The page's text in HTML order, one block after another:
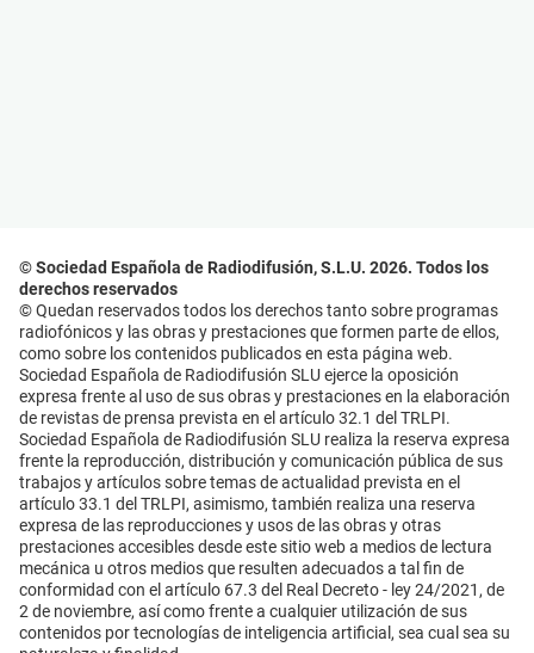
© Sociedad Española de Radiodifusión, S.L.U. 2026. Todos los
derechos reservados
© Quedan reservados todos los derechos tanto sobre programas
radiofónicos y las obras y prestaciones que formen parte de ellos,
como sobre los contenidos publicados en esta página web.
Sociedad Española de Radiodifusión SLU ejerce la oposición
expresa frente al uso de sus obras y prestaciones en la elaboración
de revistas de prensa prevista en el artículo 32.1 del TRLPI.
Sociedad Española de Radiodifusión SLU realiza la reserva expresa
frente la reproducción, distribución y comunicación pública de sus
trabajos y artículos sobre temas de actualidad prevista en el
artículo 33.1 del TRLPI, asimismo, también realiza una reserva
expresa de las reproducciones y usos de las obras y otras
prestaciones accesibles desde este sitio web a medios de lectura
mecánica u otros medios que resulten adecuados a tal fin de
conformidad con el artículo 67.3 del Real Decreto - ley 24/2021, de
2 de noviembre, así como frente a cualquier utilización de sus
contenidos por tecnologías de inteligencia artificial, sea cual sea su